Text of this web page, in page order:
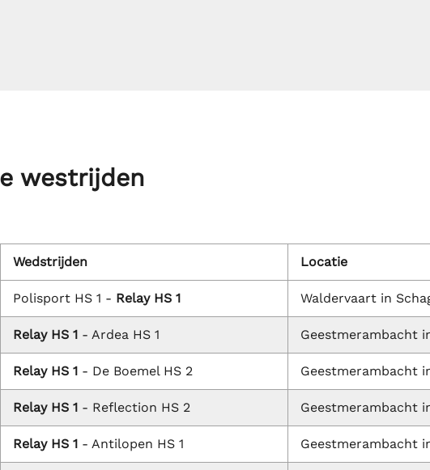
westrijden
Wedstrijden Locatie
Polisport HS 1 - Relay HS 1 Waldervaart in
Relay HS 1 - Ardea HS 1 Geestmerambacht
Relay HS 1 - De Boemel HS 2 Geestmerambacht
Relay HS 1 - Reflection HS 2 Geestmerambacht
Relay HS 1 - Antilopen HS 1 Geestmerambacht